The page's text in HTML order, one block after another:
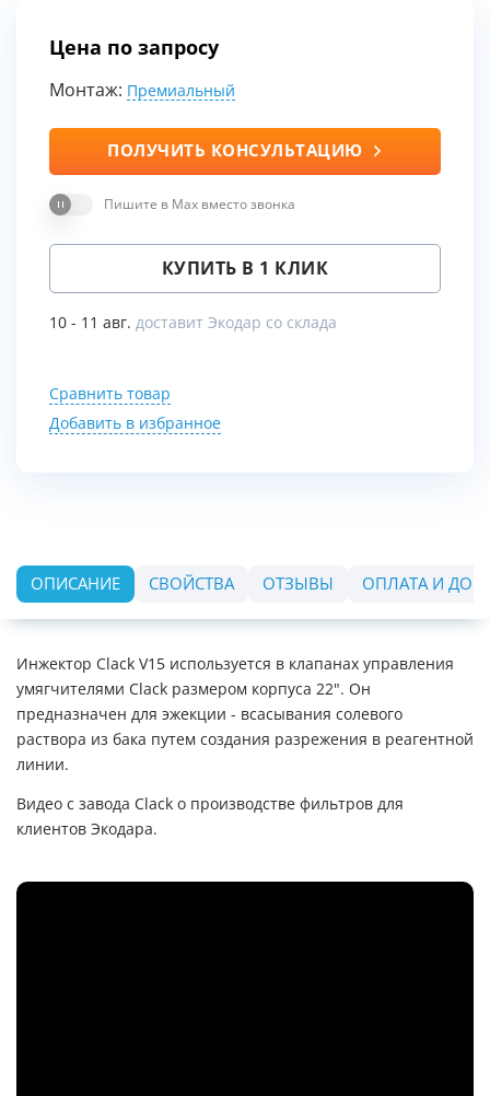
Цена по запросу
Монтаж: Премиальный
ПОЛУЧИТЬ КОНСУЛЬТАЦИЮ
Пишите в Max вместо звонка
КУПИТЬ В 1 КЛИК
10 - 11 авг. доставит Экодар со склада
Сравнить товар
Добавить в избранное
ОПИСАНИЕ СВОЙСТВА ОТЗЫВЫ ОПЛАТА И
Инжектор Clack V15 используется в клапанах управления
умягчителями Clack размером корпуса 22". Он
предназначен для эжекции - всасывания солевого
раствора из бака путем создания разрежения в реагентной
линии.
Видео с завода Clack о производстве фильтров для
клиентов Экодара.